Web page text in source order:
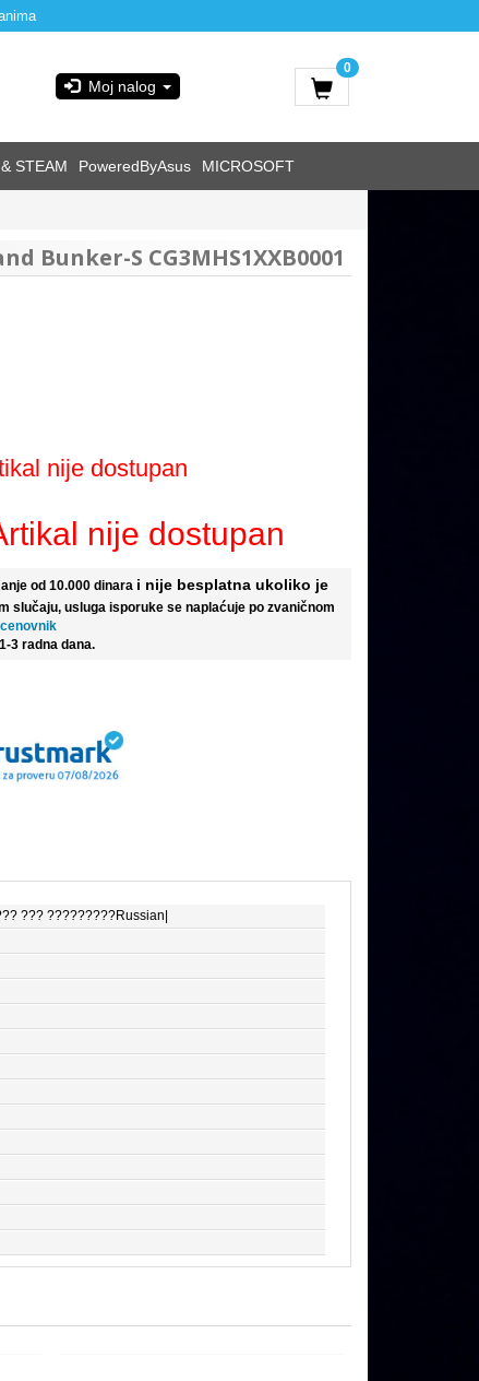
Moj nalog
0
STEAM PoweredByAsus MICROSOFT
Bunker-S CG3MHS1XXB0001
nije dostupan
nije dostupan
od 10.000 dinara i nije besplatna ukoliko je
slučaju, usluga isporuke se naplaćuje po zvaničnom
3 radna dana.
??? ?????????Russian|